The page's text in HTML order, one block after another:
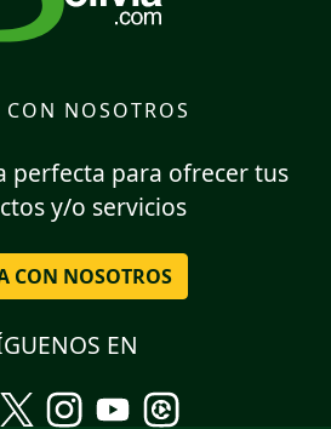
CON NOSOTROS
perfecta para ofrecer tus
y/o servicios
CON NOSOTROS
EN